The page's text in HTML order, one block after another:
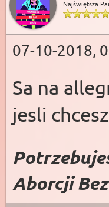
Najświętsza
07-10-2018,
Sa na
jesli
Aborcji